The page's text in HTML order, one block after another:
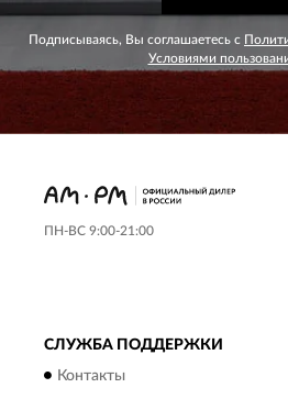
Подписываясь, Вы соглашаетесь с
Условиями
ПН-ВС 9:00-21:00
СЛУЖБА ПОДДЕРЖКИ
Контакты